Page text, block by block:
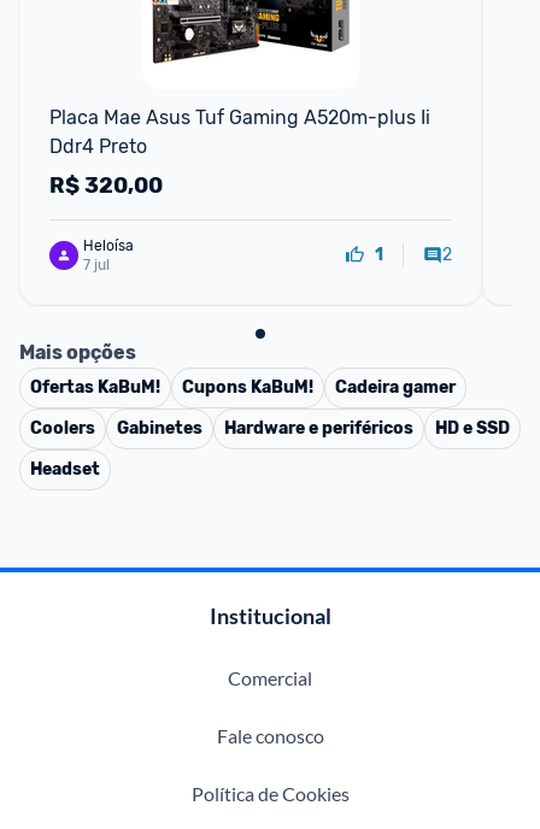
Placa Mae Asus Tuf Gaming A520m-plus Ii
Ddr4 Preto
R$320,00
Heloísa
7 jul
1 2
Mais opções
Ofertas KaBuM! Cupons KaBuM!
Cadeira gamer
Coolers
Gabinetes Hardware e periféricos
HD e SSD
Headset
Institucional
Comercial
Fale conosco
Política de Cookies